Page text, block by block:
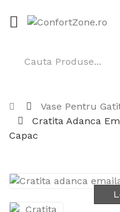
Vase Pentru
Cratita Adanca
Capac